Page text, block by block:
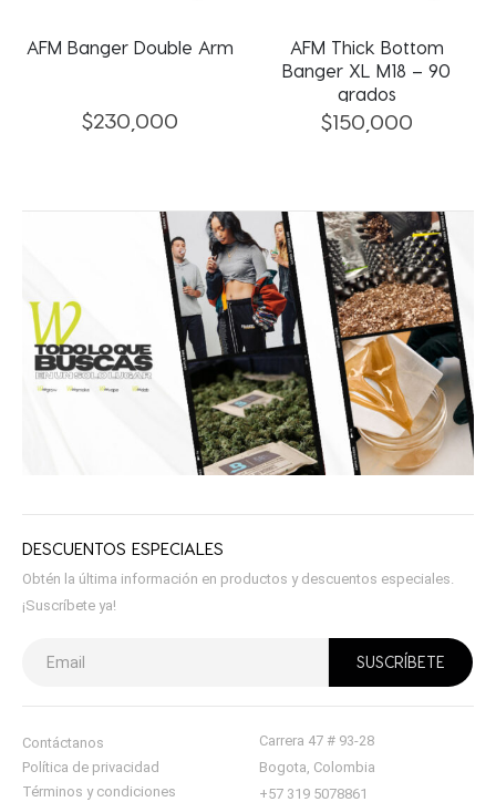
AFM Banger Double Arm
$230,000
AFM Thick Bottom
Banger XL M18 – 90
grados
$150,000
DESCUENTOS ESPECIALES
Obtén la última información en productos y descuentos especiales.
¡Suscríbete ya!
Contáctanos
Política de privacidad
Términos y condiciones
Carrera 47 # 93-28
Bogota, Colombia
+57 319 5078861